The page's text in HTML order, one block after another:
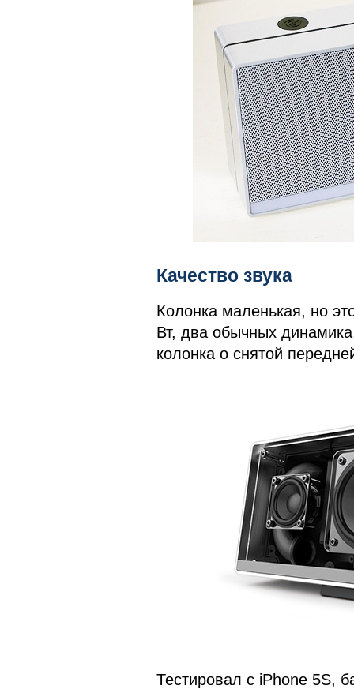
Качество звука
Колонка маленькая, но
Вт, два обычных
колонка о снятой
Тестировал с iPhone 5S,